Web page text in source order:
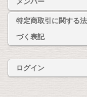
特定商取引に関する
づく表記
ログイン